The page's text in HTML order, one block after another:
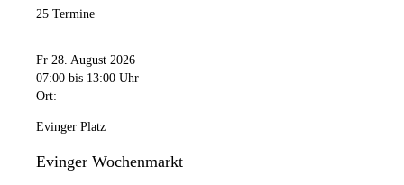
25 Termine
Fr 28. August 2026
07:00 bis 13:00 Uhr
Ort:
Evinger Platz
Evinger Wochenmarkt